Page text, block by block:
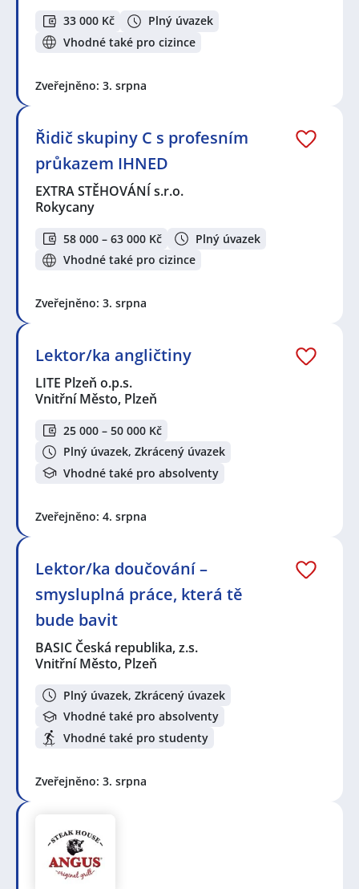
33 000 Kč
Plný úvazek
Vhodné také pro cizince
Zveřejněno: 3. srpna
Řidič skupiny C s profesním
průkazem IHNED
EXTRA STĚHOVÁNÍ s.r.o.
Rokycany
58 000 – 63 000 Kč
Plný úvazek
Vhodné také pro cizince
Zveřejněno: 3. srpna
Lektor/ka angličtiny
LITE Plzeň o.p.s.
Vnitřní Město, Plzeň
25 000 – 50 000 Kč
Plný úvazek, Zkrácený úvazek
Vhodné také pro absolventy
Zveřejněno: 4. srpna
Lektor/ka doučování –
smysluplná práce, která tě
bude bavit
BASIC Česká republika, z.s.
Vnitřní Město, Plzeň
Plný úvazek, Zkrácený úvazek
Vhodné také pro absolventy
Vhodné také pro studenty
Zveřejněno: 3. srpna